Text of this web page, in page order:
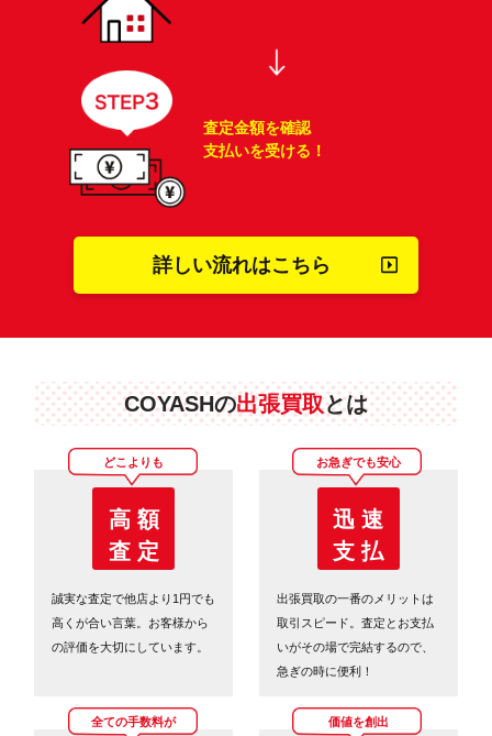
査定金額を確認
支払いを受ける！
詳しい流れはこちら
COYASHの出張買取とは
どこよりも
高 額
査 定
誠実な査定で他店より1円でも
高くが合い言葉。お客様から
の評価を大切にしています。
お急ぎでも安心
迅 速
支 払
出張買取の一番のメリットは
取引スピード。査定とお支払
いがその場で完結するので、
急ぎの時に便利！
全ての手数料が 価値を創出